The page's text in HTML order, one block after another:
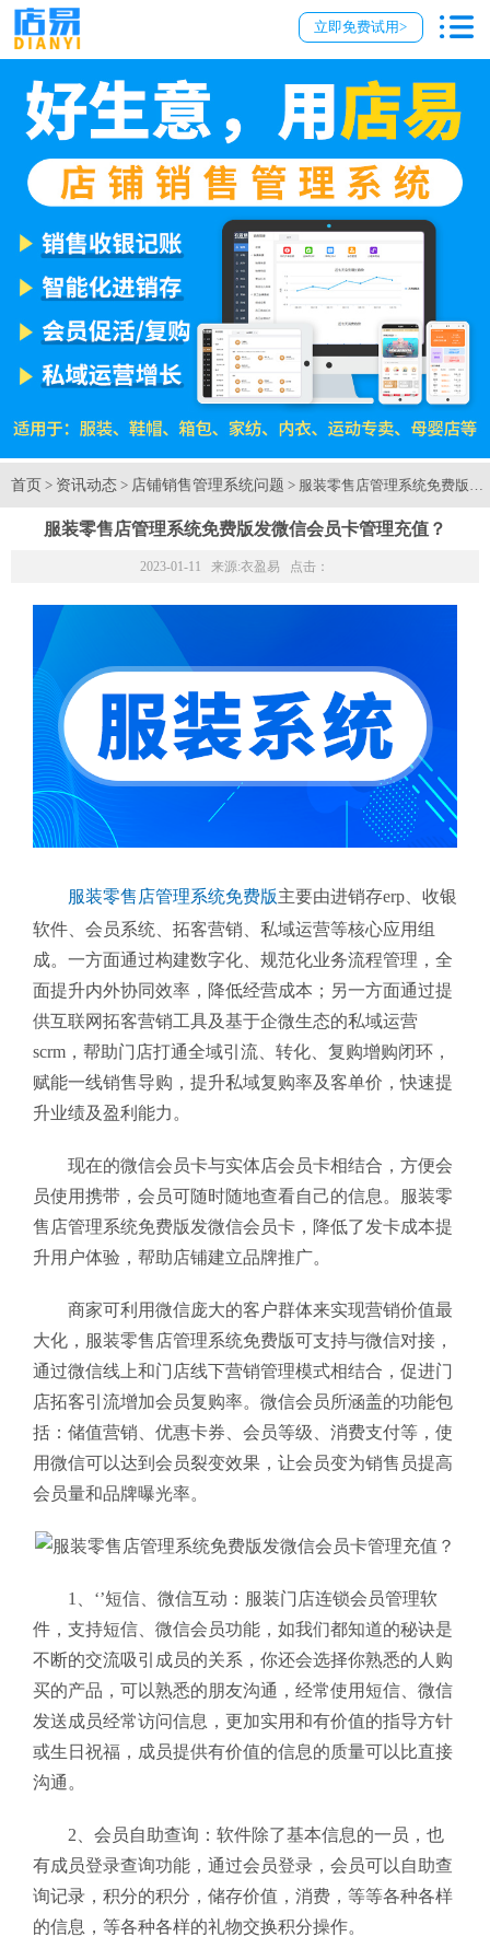
立即免费试用>
首页 > 资讯动态 > 店铺销售管理系统问题 > 服装零售店管理系统免费版发
服装零售店管理系统免费版发微信会员卡管理充值？
2023-01-11 来源:衣盈易 点击：
服装零售店管理系统免费版主要由进销存erp、收银
软件、会员系统、拓客营销、私域运营等核心应用组
成。一方面通过构建数字化、规范化业务流程管理，全
面提升内外协同效率，降低经营成本；另一方面通过提
供互联网拓客营销工具及基于企微生态的私域运营
scrm，帮助门店打通全域引流、转化、复购增购闭环，
赋能一线销售导购，提升私域复购率及客单价，快速提
升业绩及盈利能力。
现在的微信会员卡与实体店会员卡相结合，方便会
员使用携带，会员可随时随地查看自己的信息。服装零
售店管理系统免费版发微信会员卡，降低了发卡成本提
升用户体验，帮助店铺建立品牌推广。
商家可利用微信庞大的客户群体来实现营销价值最
大化，服装零售店管理系统免费版可支持与微信对接，
通过微信线上和门店线下营销管理模式相结合，促进门
店拓客引流增加会员复购率。微信会员所涵盖的功能包
括：储值营销、优惠卡券、会员等级、消费支付等，使
用微信可以达到会员裂变效果，让会员变为销售员提高
会员量和品牌曝光率。
1、‘’短信、微信互动：服装门店连锁会员管理软
件，支持短信、微信会员功能，如我们都知道的秘诀是
不断的交流吸引成员的关系，你还会选择你熟悉的人购
买的产品，可以熟悉的朋友沟通，经常使用短信、微信
发送成员经常访问信息，更加实用和有价值的指导方针
或生日祝福，成员提供有价值的信息的质量可以比直接
沟通。
2、会员自助查询：软件除了基本信息的一员，也
有成员登录查询功能，通过会员登录，会员可以自助查
询记录，积分的积分，储存价值，消费，等等各种各样
的信息，等各种各样的礼物交换积分操作。